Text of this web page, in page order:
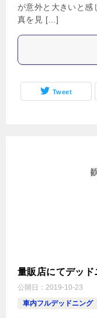
が意外と大きいと感
真を見 […]
Tweet
量販店にてデッド
公開日： 2019-10-23
車内フルデッドニング